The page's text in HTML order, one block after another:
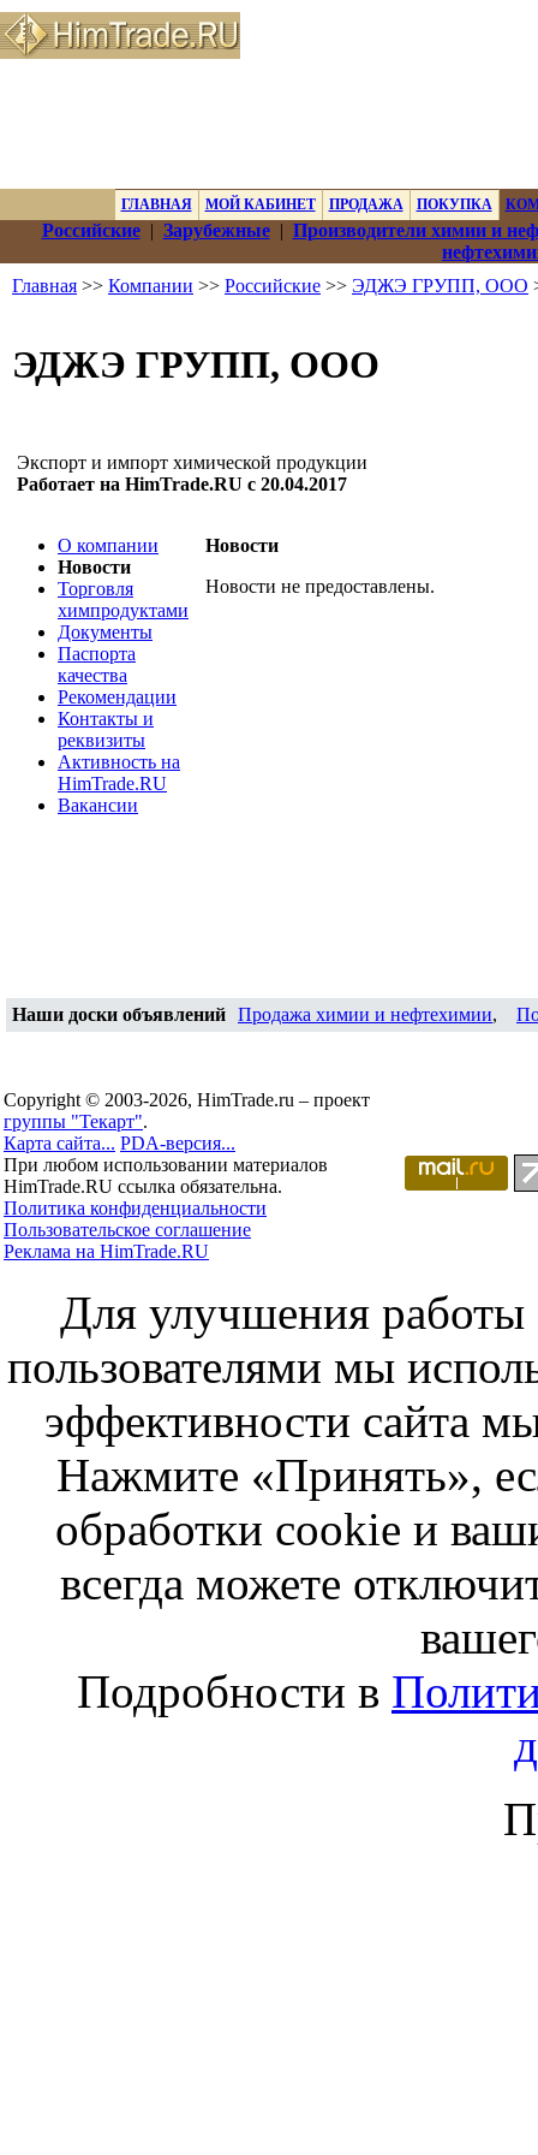
ГЛАВНАЯ МОЙ КАБИНЕТ ПРОДАЖА ПОКУПКА
Российские| Зарубежные| Производители химии и
Главная >> Компании >> Российские >> ЭДЖЭ ГРУПП, ООО
ЭДЖЭ ГРУПП, ООО
Экспорт и импорт химической продукции
Работает на HimTrade.RU с 20.04.2017
О компании
Новости
Торговля
химпродуктами
Документы
Паспорта
качества
Рекомендации
Контакты и
реквизиты
Активность на
HimTrade.RU
Вакансии
Новости
Новости не предоставлены.
Наши доски объявлений Продажа химии и нефтехимии,
Copyright © 2003-2026, HimTrade.ru – проект
группы "Текарт".
Карта сайта... PDA-версия...
При любом использовании материалов
HimTrade.RU ссылка обязательна.
Политика конфиденциальности
Пользовательское соглашение
Реклама на HimTrade.RU
Для улучшения работы
пользователями мы
эффективности сайта
Нажмите «Принять»,
обработки cookie и
всегда можете
Подробности в